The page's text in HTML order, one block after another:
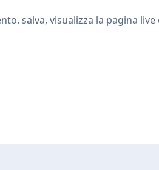
salva, visualizza la pagina live